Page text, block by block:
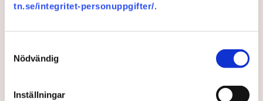
tn.se/integritet-personuppgifter/.
Nödvändig
Inställningar
AI-sammanfattning
Torvtäkten i Grimsås har stoppats av aktivister
Polisen kritiseras för bristande agerande vid
Polisinspektör Anna-Lena Mann förklarar polisens